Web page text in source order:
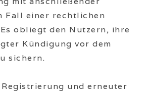
Fall einer rechtlichen
obliegt den Nutzern, ihre
Kündigung vor dem
sichern.
Registrierung und erneuter